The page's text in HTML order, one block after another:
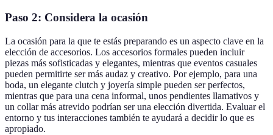
Paso 2: Considera la ocasión
La ocasión para la que te estás preparando es un aspecto clave en la
elección de accesorios. Los accesorios formales pueden incluir
piezas más sofisticadas y elegantes, mientras que eventos casuales
pueden permitirte ser más audaz y creativo. Por ejemplo, para una
boda, un elegante clutch y joyería simple pueden ser perfectos,
mientras que para una cena informal, unos pendientes llamativos y
un collar más atrevido podrían ser una elección divertida. Evaluar el
entorno y tus interacciones también te ayudará a decidir lo que es
apropiado.